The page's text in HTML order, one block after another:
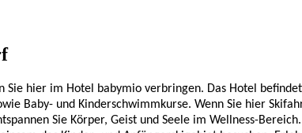
Sie hier im Hotel babymio verbringen. Das Hotel
Baby- und Kinderschwimmkurse. Wenn Sie hier
Sie Körper, Geist und Seele im Wellness-